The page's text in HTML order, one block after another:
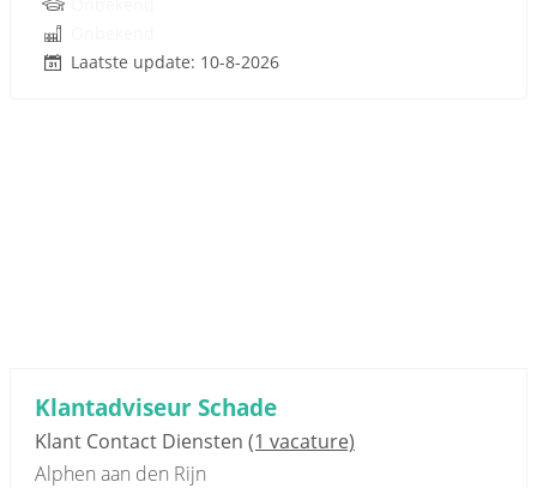
Laatste update: 10-8-2026
Klantadviseur Schade
Klant Contact Diensten (1 vacature)
Alphen aan den Rijn